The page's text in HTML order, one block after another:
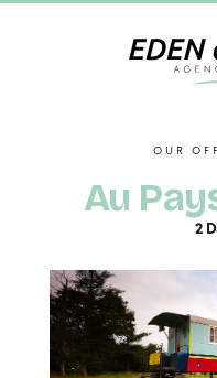
OUR
Au
2